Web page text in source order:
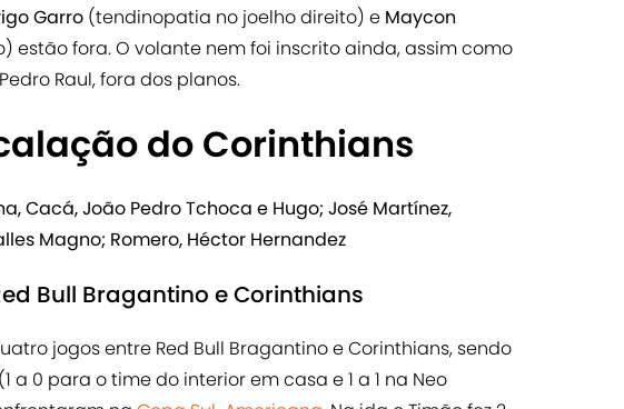
Garro (tendinopatia no joelho direito) e Maycon
estão fora. O volante nem foi inscrito ainda, assim como
Raul, fora dos planos.
do Corinthians
Cacá, João Pedro Tchoca e Hugo; José Martínez,
Magno; Romero, Héctor Hernandez
Bull Bragantino e Corinthians
jogos entre Red Bull Bragantino e Corinthians, sendo
a 0 para o time do interior em casa e 1 a 1 na Neo